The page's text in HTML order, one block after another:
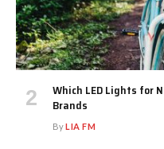
Which LED Lights for
Brands
ByLIA FM